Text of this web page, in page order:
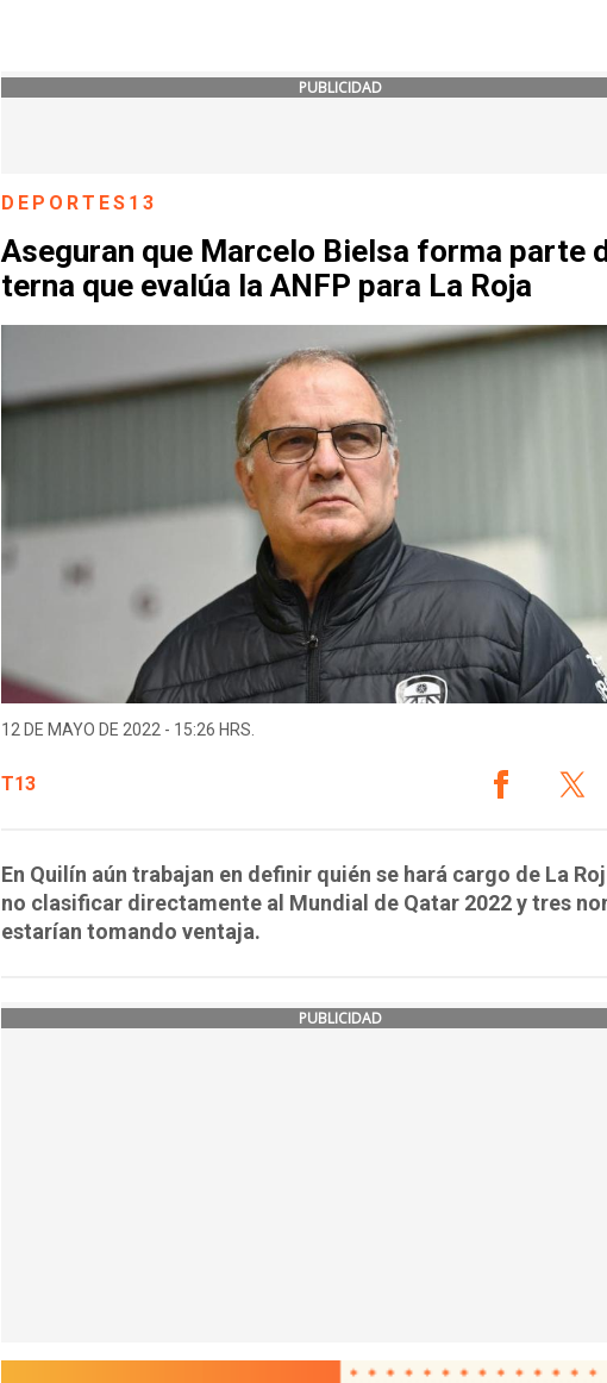
PUBLICIDAD
DEPORTES13
Aseguran que Marcelo Bielsa forma parte
terna que evalúa la ANFP para La Roja
12 DE MAYO DE 2022 - 15:26 HRS.
T13
En Quilín aún trabajan en definir quién se hará cargo de La
no clasificar directamente al Mundial de Qatar 2022 y tres
estarían tomando ventaja.
PUBLICIDAD